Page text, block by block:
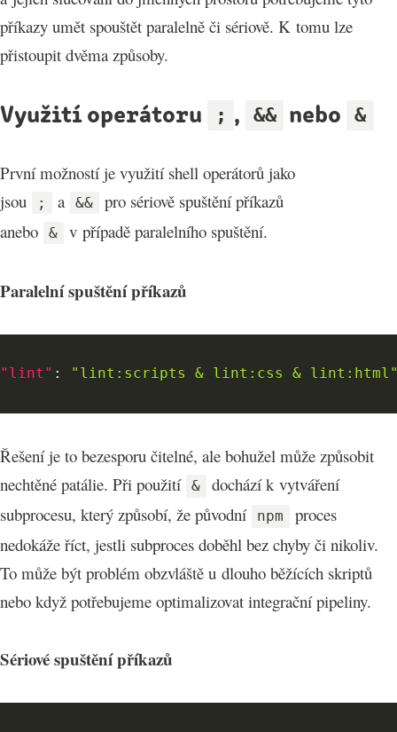
příkazy umět spouštět paralelně či sériově. K tomu lze
přistoupit dvěma způsoby.
Využití operátoru ; , && nebo &
První možností je využití shell operátorů jako
jsou
; a &&
pro sériově spuštění příkazů
anebo
& v případě paralelního spuštění.
Paralelní spuštění příkazů
"lint" : "lint:scripts & lint:css &
Řešení je to bezesporu čitelné, ale bohužel může způsobit
nechtěné patálie. Při použití
&
dochází k vytváření
subprocesu, který způsobí, že původní
npm
proces
nedokáže říct, jestli subproces doběhl bez chyby či nikoliv.
To může být problém obzvláště u dlouho běžících skriptů
nebo když potřebujeme optimalizovat integrační pipeliny.
Sériové spuštění příkazů